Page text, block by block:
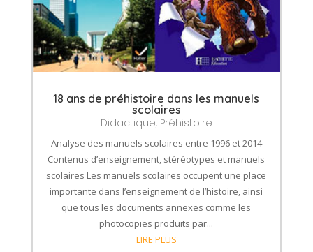
18 ans de préhistoire dans les manuels
scolaires
Didactique, Préhistoire
Analyse des manuels scolaires entre 1996 et 2014
Contenus d’enseignement, stéréotypes et manuels
scolaires Les manuels scolaires occupent une place
importante dans l’enseignement de l’histoire, ainsi
que tous les documents annexes comme les
photocopies produits par...
LIRE PLUS